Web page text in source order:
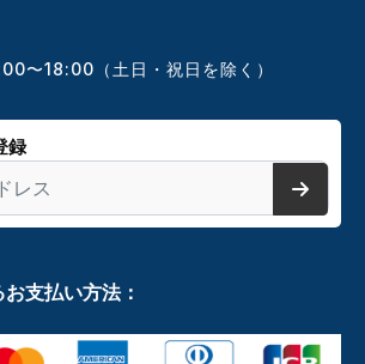
〜18:00（土日・祝日を除く）
録
支払い方法：